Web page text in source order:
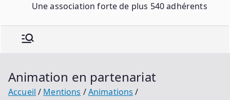
Une association forte de plus 540 adhérents
Animation en partenariat
Accueil Mentions
Animations